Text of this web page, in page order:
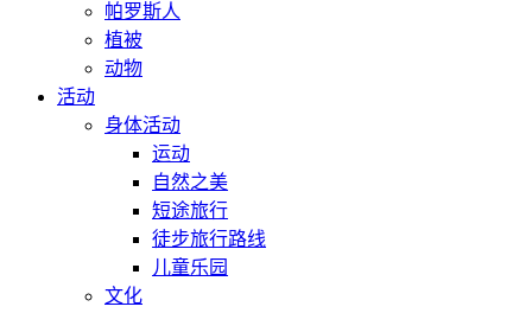
帕罗斯人
植被
动物
活动
身体活动
运动
自然之美
短途旅行
徒步旅行路线
儿童乐园
文化